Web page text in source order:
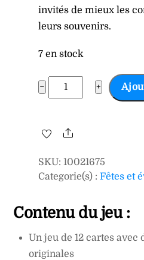
invités de mieux les
leurs souvenirs.
7 en stock
−
quantité
de
lanceur
discussions
+
Share
SKU:10021675
Categorie(s) :Fêtes et
Contenu du jeu :
Un jeu de 12 cartes avec
originales